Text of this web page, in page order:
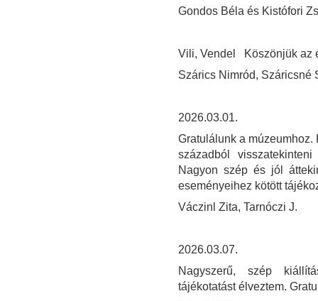
Gondos Béla és Kistófori
Vili, Vendel Köszönjük az
Szárics Nimród, Száricsné
2026.03.01.
Gratulálunk a
századból
Nagyon szép és jól
eseményeihez kötött
Váczinl Zita, Tarnóczi J.
2026.03.07.
Nagyszerű, szép
tájékotatást élveztem.